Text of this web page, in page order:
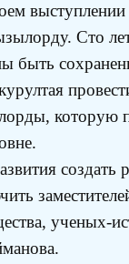
Сто
быть
ученых-